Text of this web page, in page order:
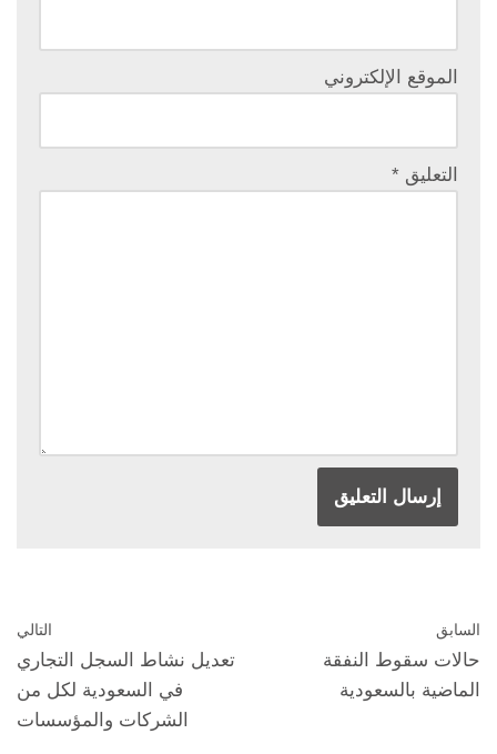
الموقع الإلكتروني
التعليق *
السابق
حالات سقوط النفقة
الماضية بالسعودية
التالي
تعديل نشاط السجل التجاري
في السعودية لكل من
الشركات والمؤسسات